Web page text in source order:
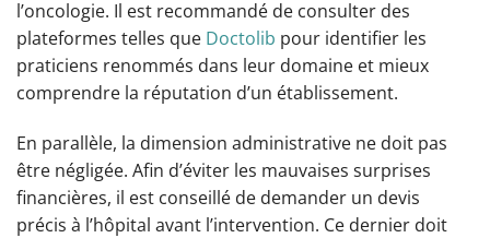
l’oncologie. Il est recommandé de consulter des
plateformes telles que Doctolib pour identifier les
praticiens renommés dans leur domaine et mieux
comprendre la réputation d’un établissement.
En parallèle, la dimension administrative ne doit pas
être négligée. Afin d’éviter les mauvaises surprises
financières, il est conseillé de demander un devis
précis à l’hôpital avant l’intervention. Ce dernier doit